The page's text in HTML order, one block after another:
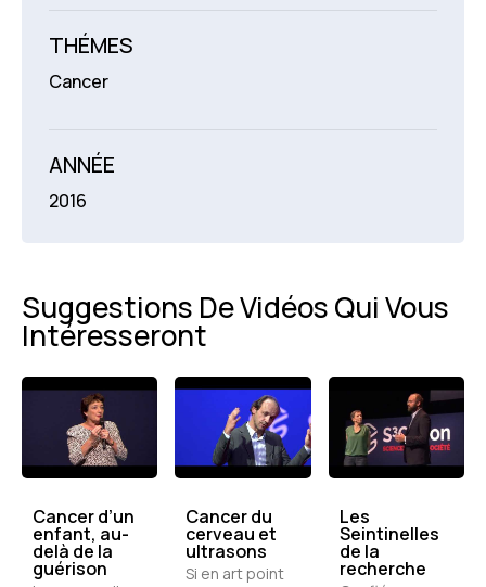
THÉMES
Cancer
ANNÉE
2016
Suggestions De Vidéos Qui Vous
Intéresseront
Cancer d’un
enfant, au-
delà de la
guérison
Cancer du
cerveau et
ultrasons
Si en art point
Les
Seintinelles
de la
recherche